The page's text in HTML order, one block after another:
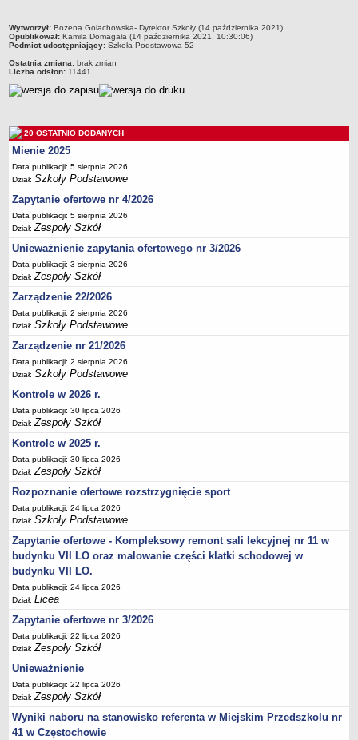
Specjalny Ośrodek nr 1
Specjalny Ośrodek nr 5
BURSA MIEJSKA
Dane podstawowe
Majątek
Godziny dyżurów
Ogłoszenie
Zarządzenia
Kontrole
Rejestry, ewidencje, archiwa
Sprawozdania
Deklaracja dostępności
PORADNIE PSYCHOLOGICZNO-PEDAGOGICZNE
Zespół Poradni
BIURO FINANSÓW OŚWIATY
Dane podstawowe
Statut
Majątek
Ogłoszenia
Zarządzenia
Rejestry, ewidencje, archiwa
Kontrole
PONOWNE WYKORZYSTYWANIE
Sprawozdania
Deklaracja dostępności
DEKLARACJA DOSTĘPNOŚCI
OŚWIADCZENIA MAJĄTKOWE
PONOWNE WYKORZYSTYWANIE
UDOSTĘPNIANIE INFORMACJI PUBLICZNEJ
OCHRONA DANYCH OSOBOWYCH
metryczka
Wytworzył: Bożena Golachowska- Dyrektor Szkoły (14 października 2021)
Opublikował: Kamila Domagała (14 października 2021, 10:30:06)
Podmiot udostępniający: Szkoła Podstawowa 52
Ostatnia zmiana: brak zmian
Liczba odsłon: 11441
20 OSTATNIO DODANYCH
Mienie 2025
Data publikacji: 5 sierpnia 2026
Dział:Szkoły Podstawowe
Zapytanie ofertowe nr 4/2026
Data publikacji: 5 sierpnia 2026
Dział:Zespoły Szkół
Unieważnienie zapytania ofertowego nr 3/2026
Data publikacji: 3 sierpnia 2026
Dział:Zespoły Szkół
Zarządzenie 22/2026
Data publikacji: 2 sierpnia 2026
Dział:Szkoły Podstawowe
Zarządzenie nr 21/2026
Data publikacji: 2 sierpnia 2026
Dział:Szkoły Podstawowe
Kontrole w 2026 r.
Data publikacji: 30 lipca 2026
Dział:Zespoły Szkół
Kontrole w 2025 r.
Data publikacji: 30 lipca 2026
Dział:Zespoły Szkół
Rozpoznanie ofertowe rozstrzygnięcie sport
Data publikacji: 24 lipca 2026
Dział:Szkoły Podstawowe
Zapytanie ofertowe - Kompleksowy remont sali lekcyjnej nr 11 w
budynku VII LO oraz malowanie części klatki schodowej w
budynku VII LO.
Data publikacji: 24 lipca 2026
Dział:Licea
Zapytanie ofertowe nr 3/2026
Data publikacji: 22 lipca 2026
Dział:Zespoły Szkół
Unieważnienie
Data publikacji: 22 lipca 2026
Dział:Zespoły Szkół
Wyniki naboru na stanowisko referenta w Miejskim Przedszkolu nr
41 w Częstochowie